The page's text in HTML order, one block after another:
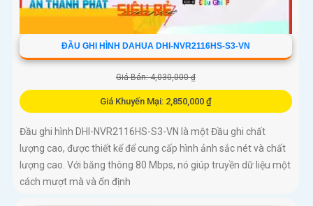
ĐẦU GHI HÌNH DAHUA DHI-NVR2116HS-S3-VN
Giá Bán: 4,030,000 ₫
Giá Khuyến Mại: 2,850,000 ₫
Đầu ghi hình DHI-NVR2116HS-S3-VN là một Đầu ghi chất
lượng cao, được thiết kế để cung cấp hình ảnh sắc nét và chất
lượng cao. Với băng thông 80 Mbps, nó giúp truyền dữ liệu một
cách mượt mà và ổn định